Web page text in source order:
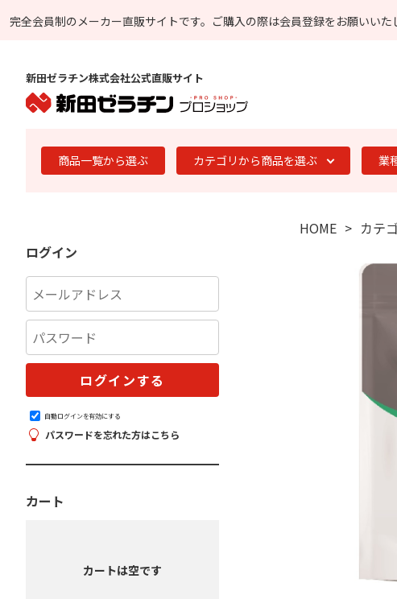
完全会員制のメーカー直販サイトです。 ご購入の際は会員登録をお願いいた
新田ゼラチン株式会社公式直販サイト
商品一覧から選ぶ カテゴリから商品を選ぶ 業
ログイン
自動ログインを有効にする
パスワードを忘れた方はこちら
カート
カートは空です
HOME カテ